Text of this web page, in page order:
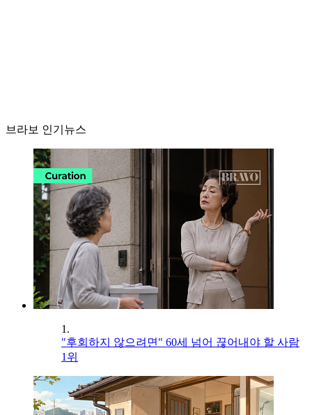
브라보 인기뉴스
1.
"후회하지 않으려면" 60세 넘어 끊어내야 할 사람
1위